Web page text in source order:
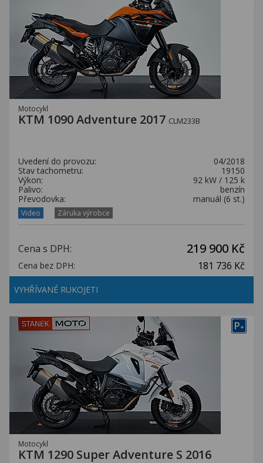
Motocykl
KTM 1090 Adventure 2017 CLM233B
Uvedení do provozu:
04/2018
Stav tachometru:
19150
Výkon:
92 kW / 125 k
Palivo:
benzín
Převodovka:
manuál (6 st.)
Video Záruka výrobce
Cena s DPH: 219 900 Kč
Cena bez DPH: 181 736 Kč
VYHŘÍVANÉ RUKOJETI
P+
Motocykl
KTM 1290 Super Adventure S 2016